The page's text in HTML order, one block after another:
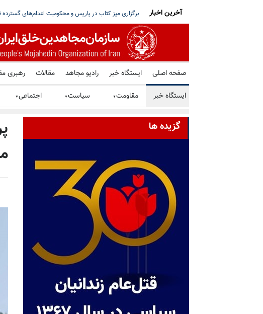
شورای ملی مقاومت ایران - مسئول شورا - تبریک ۳۰ تیر در صد و بیستمین خواستار توقف فوری همه اعدامها در ایران شد
آخرین اخبار
صفحه اصلی ایستگاه خبر رادیو مجاهد مقالات رهبری
ایستگاه خبر مقاومت▼ سیاست▼ اجتماعی▼
گزیده ها